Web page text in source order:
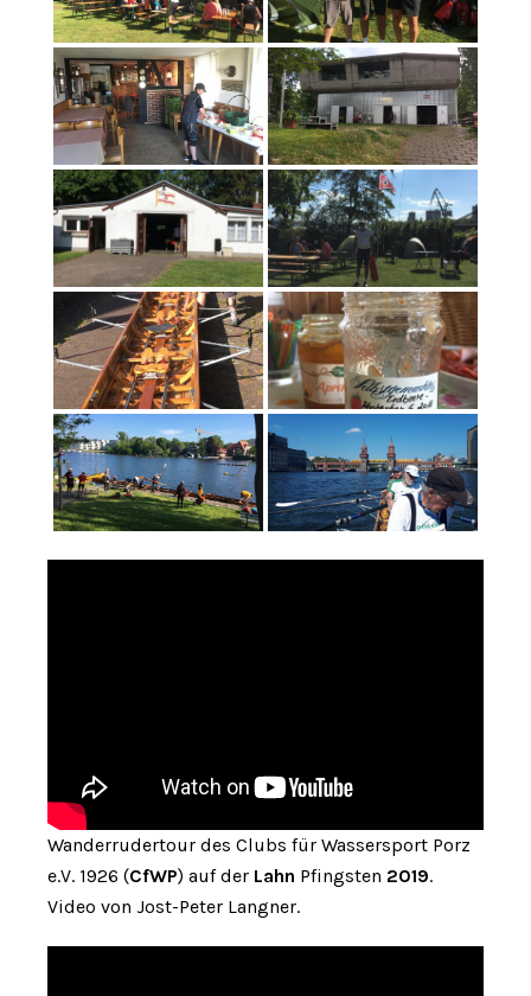
Wanderrudertour des Clubs für Wassersport Porz
e.V. 1926 (CfWP) auf der Lahn Pfingsten 2019.
Video von Jost-Peter Langner.